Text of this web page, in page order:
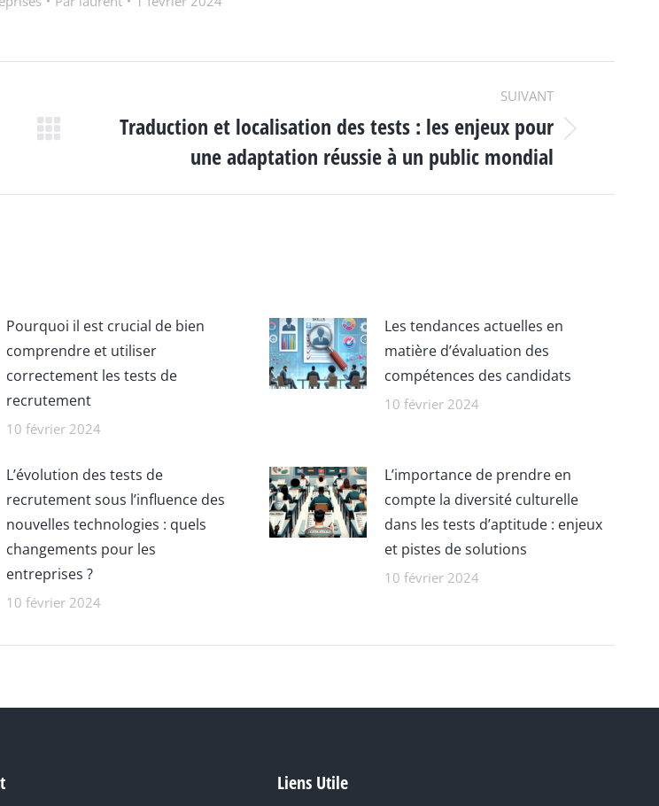
SUIVANT
Article
:
Traduction et localisation des tests : les enjeux pour
une adaptation réussie à un public mondial
Pourquoi il est crucial de bien
comprendre et utiliser
correctement les tests de
recrutement
10 février 2024
Les tendances actuelles en
matière d’évaluation des
compétences des candidats
10 février 2024
L’évolution des tests de
recrutement sous l’influence des
nouvelles technologies : quels
changements pour les
entreprises ?
10 février 2024
L’importance de prendre en
compte la diversité culturelle
dans les tests d’aptitude : enjeux
et pistes de solutions
10 février 2024
Liens Utile